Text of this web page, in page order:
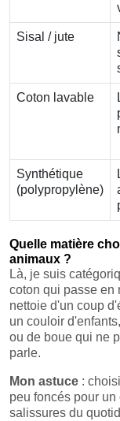
Sisal / jute
Coton lavable
Synthétique
(polypropylène)
Quelle matière
animaux ?
Là, je suis
coton qui passe en
nettoie d'un coup
un couloir
ou de boue qui ne
parle.
Mon astuce :
peu foncés pour
salissures du